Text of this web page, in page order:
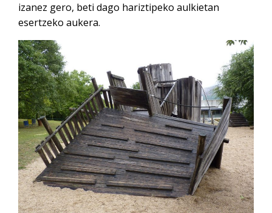
izanez gero, beti dago hariztipeko aulkietan
esertzeko aukera.